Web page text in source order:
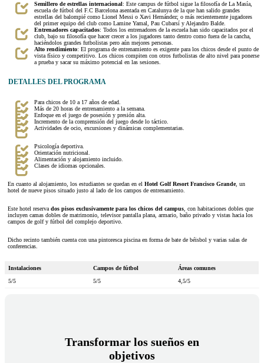
Semillero de estrellas internacional: Este campus de fútbol sigue la filosofía de La Masía,
escuela de fútbol del F.C Barcelona asentada en Catalunya de la que han salido grandes
estrellas del balompié como Lionel Messi o Xavi Hernández; o más recientemente jugadores
del primer equipo del club como Lamine Yamal, Pau Cubarsí y Alejandro Balde.
Entrenadores capacitados: Todos los entrenadores de la escuela han sido capacitados por el
club, bajo su filosofía que hacer crecer a los jugadores tanto dentro como fuera de la cancha,
haciéndolos grandes futbolistas pero aún mejores personas.
Alto rendimiento: El programa de entrenamiento es exigente para los chicos desde el punto de
vista físico y competitivo. Los chicos compiten con otros futbolistas de alto nivel para ponerse
a prueba y sacar su máximo potencial en las sesiones.
DETALLES DEL PROGRAMA
Para chicos de 10 a 17 años de edad.
Más de 20 horas de entrenamiento a la semana.
Enfoque en el juego de posesión y presión alta.
Incremento de la comprensión del juego desde lo táctico.
Actividades de ocio, excursiones y dinámicas complementarias.
Psicología deportiva.
Orientación nutricional.
Alimentación y alojamiento incluido.
Clases de idiomas opcionales.
En cuanto al alojamiento, los estudiantes se quedan en el Hotel Golf Resort Francisco Grande, un
hotel de nueve pisos situado justo al lado de los campos de entrenamiento.
Este hotel reserva dos pisos exclusivamente para los chicos del campus , con habitaciones dobles que
incluyen camas dobles de matrimonio, televisor pantalla plana, armario, baño privado y vistas hacia los
campos de golf y fútbol del complejo deportivo.
Dicho recinto también cuenta con una pintoresca piscina en forma de bate de béisbol y varias salas de
conferencias.
Instalaciones Campos de fútbol
Áreas comunes
5/5
5/5 4,5/5
Transformar los sueños en
objetivos